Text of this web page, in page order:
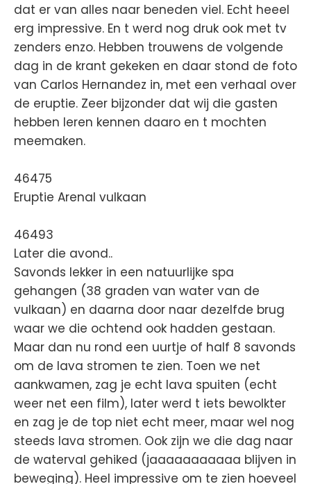
dat er van alles naar beneden viel. Echt heeel
erg impressive. En t werd nog druk ook met tv
zenders enzo. Hebben trouwens de volgende
dag in de krant gekeken en daar stond de foto
van Carlos Hernandez in, met een verhaal over
de eruptie. Zeer bijzonder dat wij die gasten
hebben leren kennen daaro en t mochten
meemaken.
46475
Eruptie Arenal vulkaan
46493
Later die avond..
Savonds lekker in een natuurlijke spa
gehangen (38 graden van water van de
vulkaan) en daarna door naar dezelfde brug
waar we die ochtend ook hadden gestaan.
Maar dan nu rond een uurtje of half 8 savonds
om de lava stromen te zien. Toen we net
aankwamen, zag je echt lava spuiten (echt
weer net een film), later werd t iets bewolkter
en zag je de top niet echt meer, maar wel nog
steeds lava stromen. Ook zijn we die dag naar
de waterval gehiked (jaaaaaaaaaaa blijven in
beweging). Heel impressive om te zien hoeveel